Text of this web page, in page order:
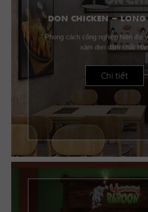
DON CHICKEN -
Phong cách công nghiệp hiện đại
xám đen đậm chất Hàn
Chi tiết